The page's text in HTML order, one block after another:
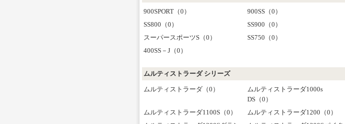
900SPORT（0） 900SS（0）
SS800（0）
SS900（0）
スーパースポーツS（0）
SS750（0）
400SS－J（0）
ムルティストラーダ シリーズ
ムルティストラーダ（0）
ムルティストラーダ1000s
DS（0）
ムルティストラーダ1100S（0） ムルティストラーダ1200（0）